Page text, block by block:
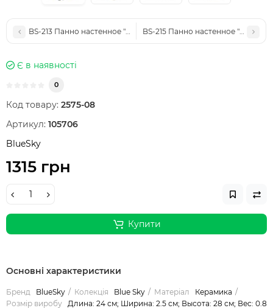
BS-213 Панно настенное "Ангел"BS-215 Панно настенное "Ангел"
Є в наявності
0
Код товару: 2575-08
Артикул: 105706
BlueSky
1315 грн
Купити
Основні характеристики
Бренд BlueSky Колекція Blue Sky Матеріал
Керамика
Розмір виробу Длина: 24 см; Ширина: 2.5 см; Высота: 28 см; Вес: 0.8